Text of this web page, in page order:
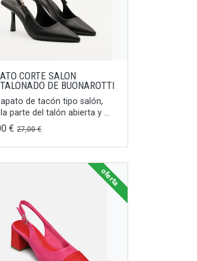
CORTE SALON
DE BUONAROTTI
de tacón tipo salón,
parte del talón abierta y ...
€27,00 €
oferta